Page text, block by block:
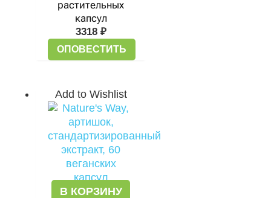
растительных
капсул
3318 ₽
ОПОВЕСТИТЬ
Add to Wishlist
В КОРЗИНУ